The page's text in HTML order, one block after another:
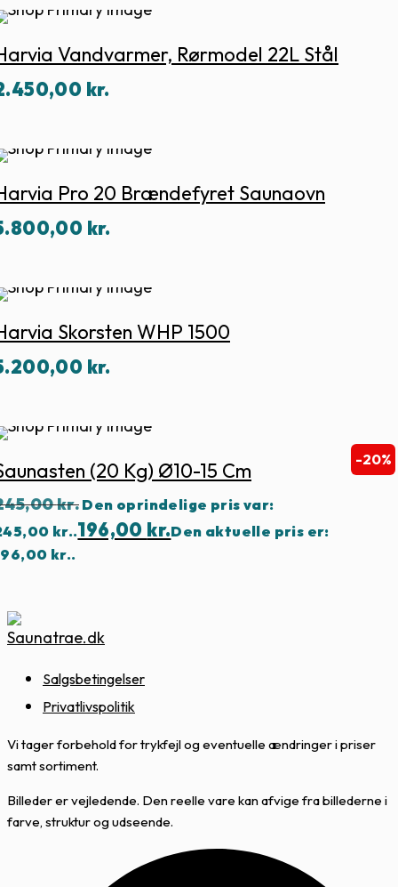
Vandvarmer, Rørmodel 22L Stål
kr.
Pro 20 Brændefyret Saunaovn
kr.
Skorsten WHP 1500
kr.
20%
-20%
(20 Kg) Ø10-15 Cm
kr. Den oprindelige pris var:
kr..196,00 kr.Den aktuelle pris er:
kr..
Salgsbetingelser
Privatlivspolitik
Vi tager forbehold for trykfejl og eventuelle ændringer i priser
samt sortiment.
Billeder er vejledende. Den reelle vare kan afvige fra billederne i
farve, struktur og udseende.